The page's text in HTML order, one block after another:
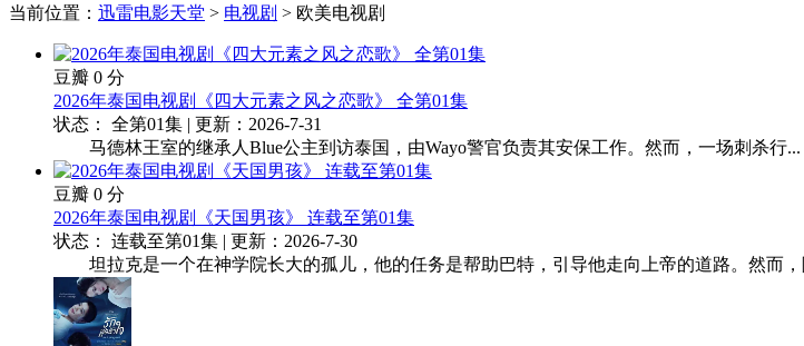
当前位置： 迅雷电影天堂 > 电视剧 > 欧美电视剧
豆瓣 0 分
2026年泰国电视剧《四大元素之风之恋歌》 全第01集
状态： 全第01集 | 更新：2026-7-31
马德林王室的继承人Blue公主到访泰国，由Wayo警官负责其安保工作。然而，一场刺杀行...
豆瓣 0 分
2026年泰国电视剧《天国男孩》 连载至第01集
状态： 连载至第01集 | 更新：2026-7-30
坦拉克是一个在神学院长大的孤儿，他的任务是帮助巴特，引导他走向上帝的道路。然而，